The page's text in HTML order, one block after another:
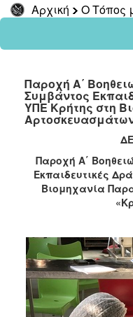
Αρχική Ο Τόπος
ΠΟΛΙΤΙΣΜΟΣ
ΑΝΘΕΚΤΙΚΗ
Παροχή Α΄
Συμβάντος
ΥΠΕ Κρήτης στη
Παροχή Α΄
Εκπαιδευτικές
Βιομηχανία